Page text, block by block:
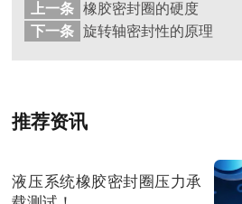
上一条
橡胶密封圈的硬度
下一条
旋转轴密封性的原理
推荐资讯
液压系统橡胶密封圈压力承